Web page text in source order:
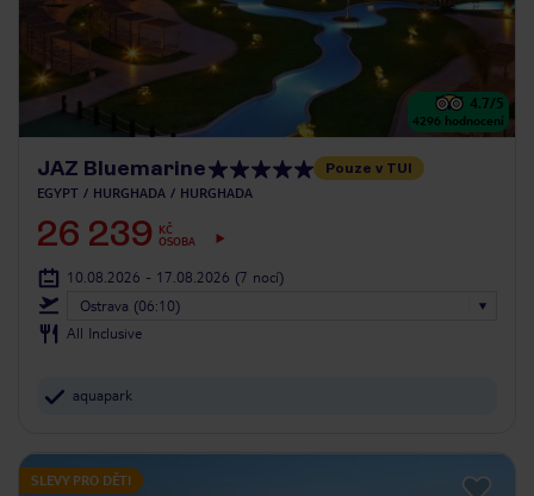
4.7/5
4296 hodnocení
JAZ Bluemarine Pouze v TUI
EGYPT HURGHADA HURGHADA
26 239
KČ
OSOBA
10.08.2026 - 17.08.2026 (7 nocí)
Ostrava (06:10)
All Inclusive
aquapark
SLEVY PRO DĚTI